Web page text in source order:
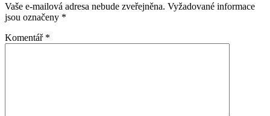
Vaše e-mailová adresa nebude zveřejněna. Vyžadované informace
jsou označeny *
Komentář *